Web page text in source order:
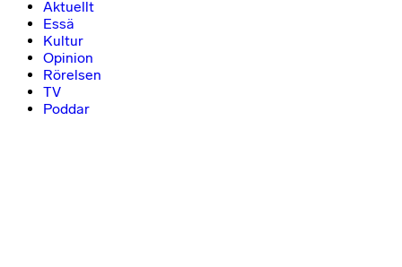
Aktuellt
Essä
Kultur
Opinion
Rörelsen
TV
Poddar